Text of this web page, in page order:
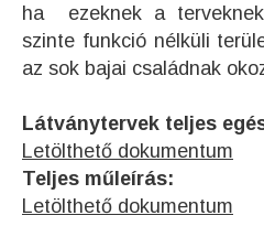
ha ezeknek a
szinte funkció nélküli
az sok bajai családnak
Látványtervek teljes
Letölthető dokumentum
Teljes műleírás:
Letölthető dokumentum